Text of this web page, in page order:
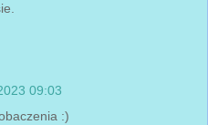
09:03
:)